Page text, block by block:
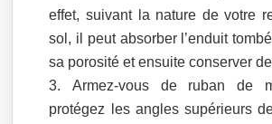
effet, suivant la nature de votre
sol, il peut absorber l’enduit
sa porosité et ensuite conserver
Armez-vous de ruban de
protégez les angles supérieurs